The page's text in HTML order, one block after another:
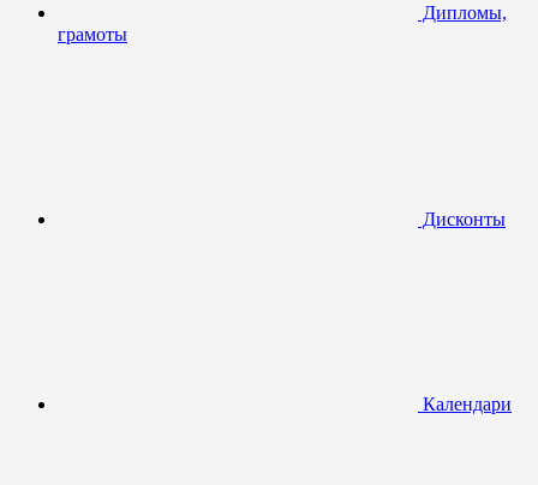
Дипломы,
грамоты
Дисконты
Календари